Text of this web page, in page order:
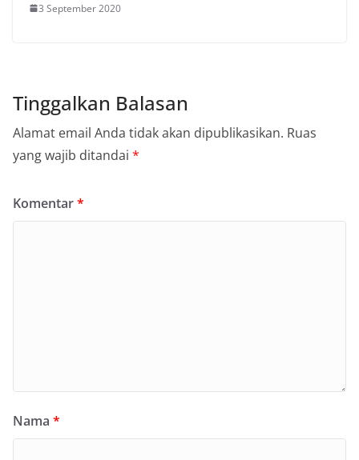
3 September 2020
Tinggalkan Balasan
Alamat email Anda tidak akan dipublikasikan. Ruas
yang wajib ditandai *
Komentar*
Nama *